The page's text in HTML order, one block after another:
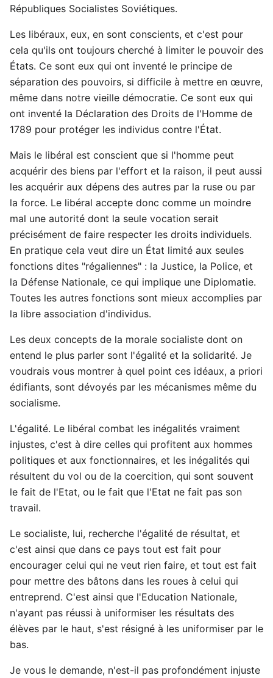
Républiques Socialistes Soviétiques.
Les libéraux, eux, en sont conscients, et c'est pour
cela qu'ils ont toujours cherché à limiter le pouvoir des
États. Ce sont eux qui ont inventé le principe de
séparation des pouvoirs, si difficile à mettre en œuvre,
même dans notre vieille démocratie. Ce sont eux qui
ont inventé la Déclaration des Droits de l'Homme de
1789 pour protéger les individus contre l'État.
Mais le libéral est conscient que si l'homme peut
acquérir des biens par l'effort et la raison, il peut aussi
les acquérir aux dépens des autres par la ruse ou par
la force. Le libéral accepte donc comme un moindre
mal une autorité dont la seule vocation serait
précisément de faire respecter les droits individuels.
En pratique cela veut dire un État limité aux seules
fonctions dites "régaliennes" : la Justice, la Police, et
la Défense Nationale, ce qui implique une Diplomatie.
Toutes les autres fonctions sont mieux accomplies par
la libre association d'individus.
Les deux concepts de la morale socialiste dont on
entend le plus parler sont l'égalité et la solidarité. Je
voudrais vous montrer à quel point ces idéaux, a priori
édifiants, sont dévoyés par les mécanismes même du
socialisme.
L'égalité. Le libéral combat les inégalités vraiment
injustes, c'est à dire celles qui profitent aux hommes
politiques et aux fonctionnaires, et les inégalités qui
résultent du vol ou de la coercition, qui sont souvent
le fait de l'Etat, ou le fait que l'Etat ne fait pas son
travail.
Le socialiste, lui, recherche l'égalité de résultat, et
c'est ainsi que dans ce pays tout est fait pour
encourager celui qui ne veut rien faire, et tout est fait
pour mettre des bâtons dans les roues à celui qui
entreprend. C'est ainsi que l'Education Nationale,
n'ayant pas réussi à uniformiser les résultats des
élèves par le haut, s'est résigné à les uniformiser par le
bas.
Je vous le demande, n'est-il pas profondément injuste